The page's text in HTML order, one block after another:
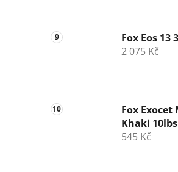
Fox Eos 13
2 075 Kč
Fox Exocet
Khaki
545 Kč